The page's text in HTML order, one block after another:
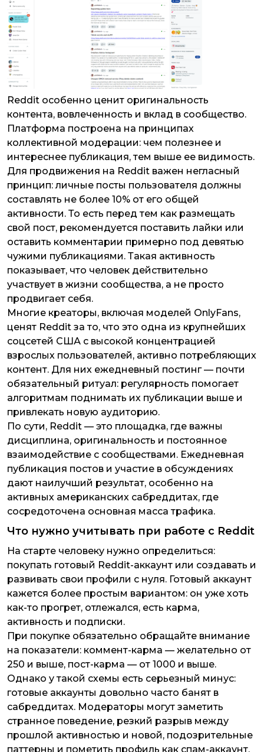
Reddit особенно ценит оригинальность
контента, вовлеченность и вклад в сообщество.
Платформа построена на принципах
коллективной модерации: чем полезнее и
интереснее публикация, тем выше ее видимость.
Для продвижения на Reddit важен негласный
принцип: личные посты пользователя должны
составлять не более 10% от его общей
активности. То есть перед тем как размещать
свой пост, рекомендуется поставить лайки или
оставить комментарии примерно под девятью
чужими публикациями. Такая активность
показывает, что человек действительно
участвует в жизни сообщества, а не просто
продвигает себя.
Многие креаторы, включая моделей OnlyFans,
ценят Reddit за то, что это одна из крупнейших
соцсетей США с высокой концентрацией
взрослых пользователей, активно потребляющих
контент. Для них ежедневный постинг — почти
обязательный ритуал: регулярность помогает
алгоритмам поднимать их публикации выше и
привлекать новую аудиторию.
По сути, Reddit — это площадка, где важны
дисциплина, оригинальность и постоянное
взаимодействие с сообществами. Ежедневная
публикация постов и участие в обсуждениях
дают наилучший результат, особенно на
активных американских сабреддитах, где
сосредоточена основная масса трафика.
Что нужно учитывать при работе с Reddit
На старте человеку нужно определиться:
покупать готовый Reddit-аккаунт или создавать и
развивать свои профили с нуля. Готовый аккаунт
кажется более простым вариантом: он уже хоть
как-то прогрет, отлежался, есть карма,
активность и подписки.
При покупке обязательно обращайте внимание
на показатели: коммент-карма — желательно от
250 и выше, пост-карма — от 1000 и выше.
Однако у такой схемы есть серьезный минус:
готовые аккаунты довольно часто банят в
сабреддитах. Модераторы могут заметить
странное поведение, резкий разрыв между
прошлой активностью и новой, подозрительные
паттерны и пометить профиль как спам-аккаунт.